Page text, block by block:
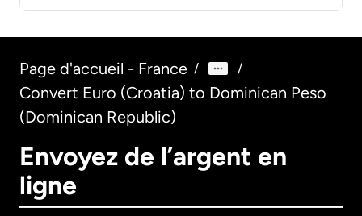
Page d'accueil - France / /
Convert Euro (Croatia) to Dominican Peso
(Dominican Republic)
Envoyez de l’argent en
ligne